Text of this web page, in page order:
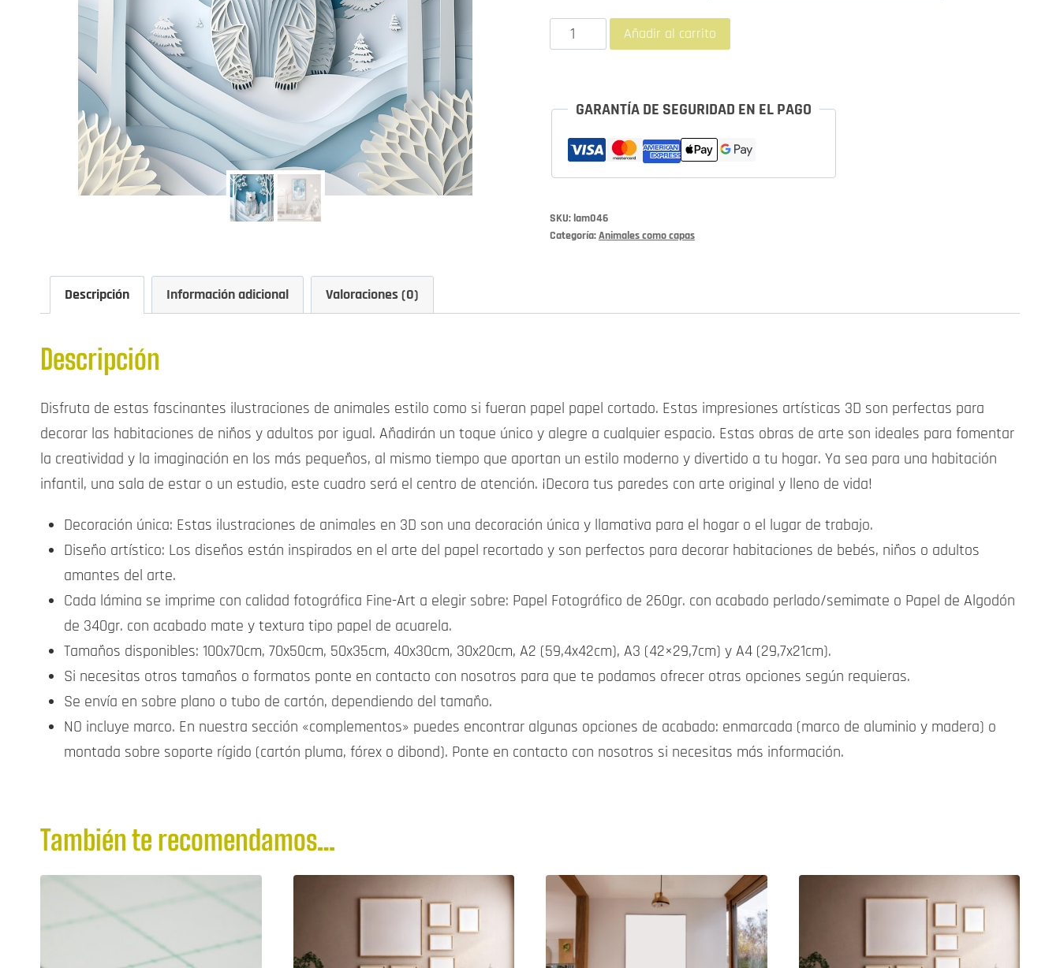
102,00 €
Lámina
"Oso
cantidad
Añadir al carrito
GARANTÍA DE SEGURIDAD EN EL PAGO
SKU:lam046
Categoría:Animales como capas
Descripción Información adicional Valoraciones (0)
Descripción
Disfruta de estas fascinantes ilustraciones de animales estilo como si fueran papel papel cortado. Estas impresiones artísticas 3D son perfectas para
decorar las habitaciones de niños y adultos por igual. Añadirán un toque único y alegre a cualquier espacio. Estas obras de arte son ideales para fomentar
la creatividad y la imaginación en los más pequeños, al mismo tiempo que aportan un estilo moderno y divertido a tu hogar. Ya sea para una habitación
infantil, una sala de estar o un estudio, este cuadro será el centro de atención. ¡Decora tus paredes con arte original y lleno de vida!
Decoración única: Estas ilustraciones de animales en 3D son una decoración única y llamativa para el hogar o el lugar de trabajo.
Diseño artístico: Los diseños están inspirados en el arte del papel recortado y son perfectos para decorar habitaciones de bebés, niños o adultos
amantes del arte.
Cada lámina se imprime con calidad fotográfica Fine-Art a elegir sobre: Papel Fotográfico de 260gr. con acabado perlado/semimate o Papel de Algodón
de 340gr. con acabado mate y textura tipo papel de acuarela.
Tamaños disponibles: 100x70cm, 70x50cm, 50x35cm, 40x30cm, 30x20cm, A2 (59,4x42cm), A3 (42×29,7cm) y A4 (29,7x21cm).
Si necesitas otros tamaños o formatos ponte en contacto con nosotros para que te podamos ofrecer otras opciones según requieras.
Se envía en sobre plano o tubo de cartón, dependiendo del tamaño.
NO incluye marco. En nuestra sección «complementos» puedes encontrar algunas opciones de acabado: enmarcada (marco de aluminio y madera) o
montada sobre soporte rígido (cartón pluma, fórex o dibond). Ponte en contacto con nosotros si necesitas más información.
También te recomendamos…